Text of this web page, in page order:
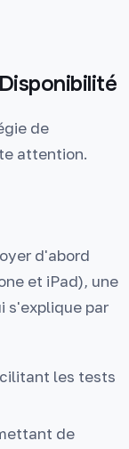
de
attention.
d'abord
et iPad), une
s'explique par
les tests
de